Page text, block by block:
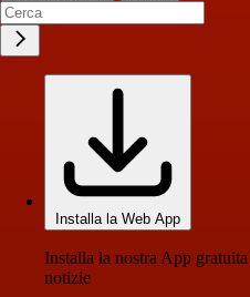
Installa la Web App
Installa la nostra App
notizie